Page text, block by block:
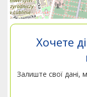
Хочете
Залиште свої дані,